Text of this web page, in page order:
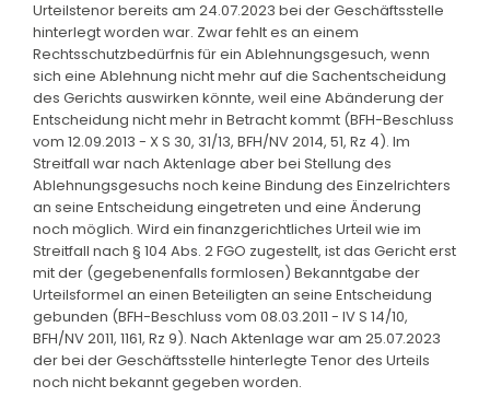
Urteilstenor bereits am 24.07.2023 bei der Geschäftsstelle
hinterlegt worden war. Zwar fehlt es an einem
Rechtsschutzbedürfnis für ein Ablehnungsgesuch, wenn
sich eine Ablehnung nicht mehr auf die Sachentscheidung
des Gerichts auswirken könnte, weil eine Abänderung der
Entscheidung nicht mehr in Betracht kommt (BFH-Beschluss
vom 12.09.2013 - X S 30, 31/13, BFH/NV 2014, 51, Rz 4). Im
Streitfall war nach Aktenlage aber bei Stellung des
Ablehnungsgesuchs noch keine Bindung des Einzelrichters
an seine Entscheidung eingetreten und eine Änderung
noch möglich. Wird ein finanzgerichtliches Urteil wie im
Streitfall nach § 104 Abs. 2 FGO zugestellt, ist das Gericht erst
mit der (gegebenenfalls formlosen) Bekanntgabe der
Urteilsformel an einen Beteiligten an seine Entscheidung
gebunden (BFH-Beschluss vom 08.03.2011 - IV S 14/10,
BFH/NV 2011, 1161, Rz 9). Nach Aktenlage war am 25.07.2023
der bei der Geschäftsstelle hinterlegte Tenor des Urteils
noch nicht bekannt gegeben worden.